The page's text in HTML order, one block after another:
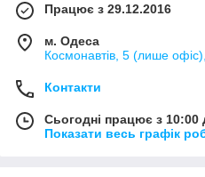
Працює з 29.12.2016
м. Одеса
Космонавтів, 5 (лише
Контакти
Сьогодні працює з 10:00
Показати весь графік